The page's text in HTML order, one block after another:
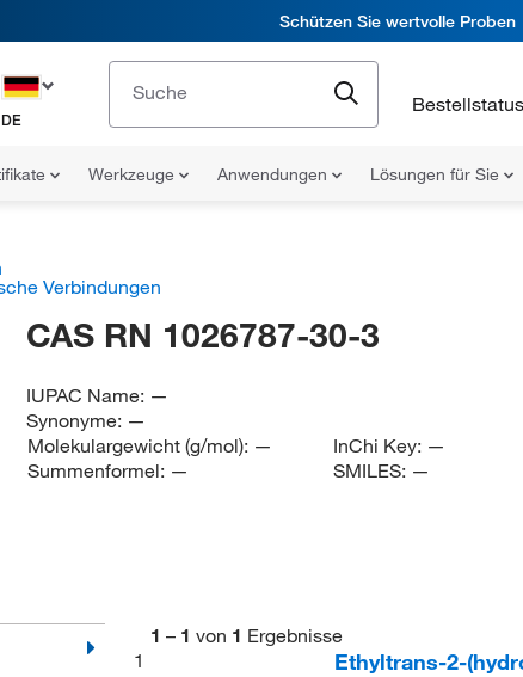
Schützen Sie wertvolle Proben
DE
Bestellstatus
Werkzeuge Anwendungen Lösungen für Sie
Verbindungen
CAS RN 1026787-30-3
IUPAC Name: —
Synonyme: —
Molekulargewicht (g/mol): —
Summenformel: —
InChi Key: —
SMILES: —
1 – 1 von 1 Ergebnisse
1
Ethyltrans-2-